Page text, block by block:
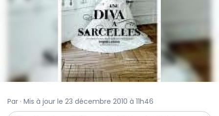
Par · Mis à jour le 23 décembre 2010 à 11h46